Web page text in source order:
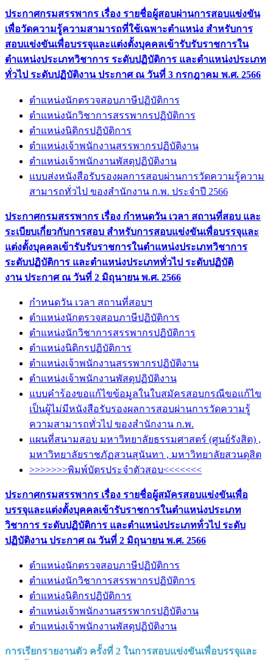
ประกาศกรมสรรพากร เรื่อง รายชื่อผู้สอบผ่านการสอบแข่งขัน
เพื่อวัดความรู้ความสามารถที่ใช้เฉพาะตำแหน่ง สำหรับการ
สอบแข่งขันเพื่อบรรจุและแต่งตั้งบุคคลเข้ารับรับราชการใน
ตำแหน่งประเภทวิชาการ ระดับปฏิบัติการ และตำแหน่งประเภท
ทั่วไป ระดับปฏิบัติงาน ประกาศ ณ วันที่ 3 กรกฎาคม พ.ศ. 2566
ตำแหน่งนักตรวจสอบภาษีปฏิบัติการ
ตำแหน่งนักวิชาการสรรพากรปฏิบัติการ
ตำแหน่งนิติกรปฏิบัติการ
ตำแหน่งเจ้าพนักงานสรรพากรปฏิบัติงาน
ตำแหน่งเจ้าพนักงานพัสดุปฏิบัติงาน
แบบส่งหนังสือรับรองผลการสอบผ่านการวัดความรู้ความ
สามารถทั่วไป ของสำนักงาน ก.พ. ประจำปี 2566
ประกาศกรมสรรพากร เรื่อง กำหนดวัน เวลา สถานที่สอบ และ
ระเบียบเกี่ยวกับการสอบ สำหรับการสอบแข่งขันเพื่อบรรจุและ
แต่งตั้งบุคคลเข้ารับรับราชการในตำแหน่งประเภทวิชาการ
ระดับปฏิบัติการ และตำแหน่งประเภททั่วไป ระดับปฏิบัติ
งาน ประกาศ ณ วันที่ 2 มิถุนายน พ.ศ. 2566
กำหนดวัน เวลา สถานที่สอบฯ
ตำแหน่งนักตรวจสอบภาษีปฏิบัติการ
ตำแหน่งนักวิชาการสรรพากรปฏิบัติการ
ตำแหน่งนิติกรปฏิบัติการ
ตำแหน่งเจ้าพนักงานสรรพากรปฏิบัติงาน
ตำแหน่งเจ้าพนักงานพัสดุปฏิบัติงาน
แบบคำร้องขอแก้ไขข้อมูลในใบสมัครสอบกรณีขอแก้ไข
เป็นผู้ไม่มีหนังสือรับรองผลการสอบผ่านการวัดความรู้
ความสามารถทั่วไป ของสำนักงาน ก.พ.
แผนที่สนามสอบ มหาวิทยาลัยธรรมศาสตร์ (ศูนย์รังสิต) ,
มหาวิทยาลัยราชภัฏสวนสุนันทา , มหาวิทยาลัยสวนดุสิต
>>>>>>>พิมพ์บัตรประจำตัวสอบ<<<<<<<
ประกาศกรมสรรพากร เรื่อง รายชื่อผู้สมัครสอบแข่งขันเพื่อ
บรรจุและแต่งตั้งบุคคลเข้ารับราชการในตำแหน่งประเภท
วิชาการ ระดับปฏิบัติการ และตำแหน่งประเภทท้่วไป ระดับ
ปฏิบัติงาน ประกาศ ณ วันที่ 2 มิถุนายน พ.ศ. 2566
ตำแหน่งนักตรวจสอบภาษีปฏิบัติการ
ตำแหน่งนักวิชาการสรรพากรปฏิบัติการ
ตำแหน่งนิติกรปฏิบัติการ
ตำแหน่งเจ้าพนักงานสรรพากรปฏิบัติงาน
ตำแหน่งเจ้าพนักงานพัสดุปฏิบัติงาน
การเรียกรายงานตัว ครั้งที่ 2 ในการสอบแข่งขันเพื่อบรรจุและ